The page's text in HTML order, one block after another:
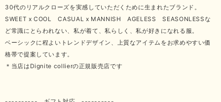
30代のリアルクローズを実感していただくために生まれたブランド。
SWEET x COOL CASUAL x MANNISH AGELESS SEASONLESSな
ど常識にとらわれない、私が着て、私らしく、私が好きになれる服。
ベーシックに程よいトレンドデザイン、上質なアイテムをお求めやすい価
格帯で提案しています。
＊当店はDignite collierの正規販売店です